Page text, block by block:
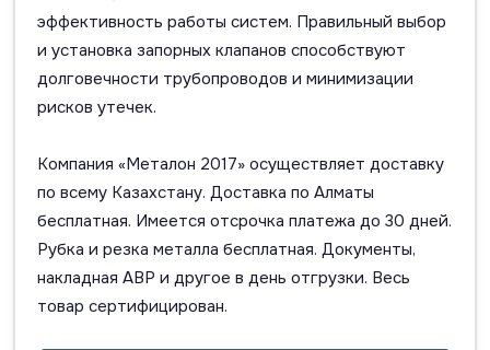
эффективность работы систем. Правильный выбор
и установка запорных клапанов способствуют
долговечности трубопроводов и минимизации
рисков утечек.
Компания «Металон 2017» осуществляет доставку
по всему Казахстану. Доставка по Алматы
бесплатная. Имеется отсрочка платежа до 30 дней.
Рубка и резка металла бесплатная. Документы,
накладная АВР и другое в день отгрузки. Весь
товар сертифицирован.